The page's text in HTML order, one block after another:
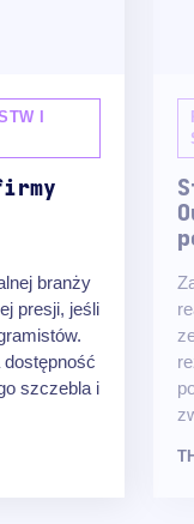
I
branży
presji, jeśli
szczebla i